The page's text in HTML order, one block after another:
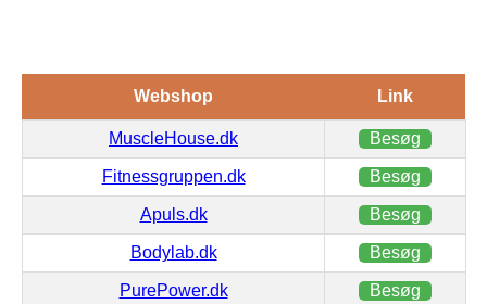
Webshop Link
MuscleHouse.dk Besøg
Fitnessgruppen.dk Besøg
Apuls.dk Besøg
Bodylab.dk Besøg
PurePower.dk Besøg